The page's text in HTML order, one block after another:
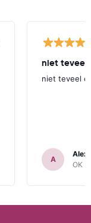
niet teveel
niet teveel
A
OK